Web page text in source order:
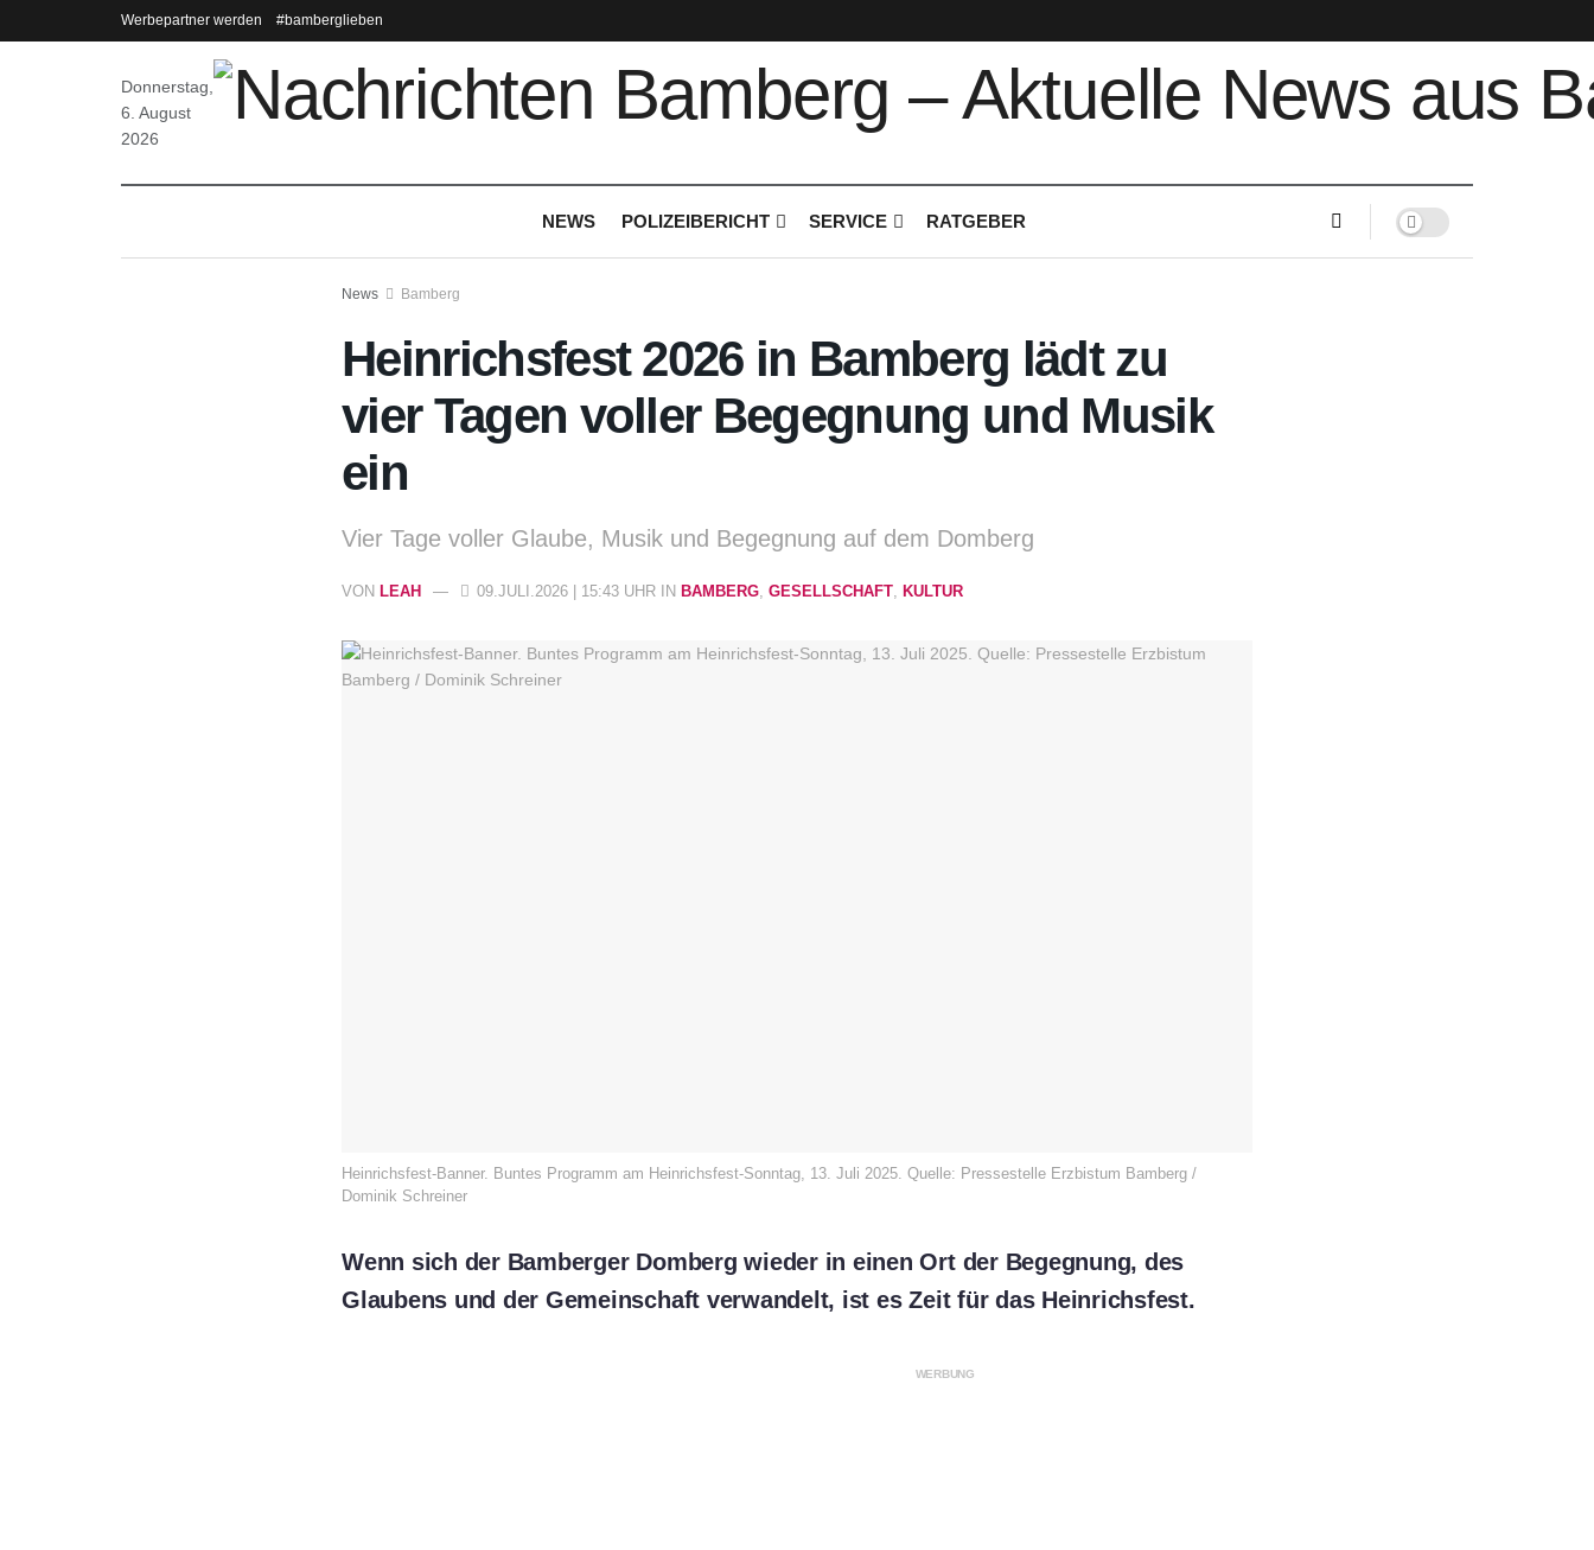
Werbepartner werden #bamberglieben
Donnerstag,
6. August
2026
NEWS POLIZEIBERICHT SERVICE RATGEBER
News Bamberg
Heinrichsfest 2026 in Bamberg lädt zu
vier Tagen voller Begegnung und Musik
ein
Vier Tage voller Glaube, Musik und Begegnung auf dem Domberg
VON LEAH 09.JULI.2026 | 15:43 UHR IN BAMBERG GESELLSCHAFT KULTUR
Heinrichsfest-Banner. Buntes Programm am Heinrichsfest-Sonntag, 13. Juli 2025. Quelle: Pressestelle Erzbistum Bamberg /
Dominik Schreiner
Wenn sich der Bamberger Domberg wieder in einen Ort der Begegnung, des
Glaubens und der Gemeinschaft verwandelt, ist es Zeit für das Heinrichsfest.
WERBUNG